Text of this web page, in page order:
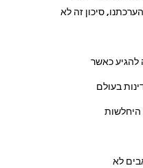
סיכון זה לא
להגיע כאשר
בעולם
היחלשות
לא